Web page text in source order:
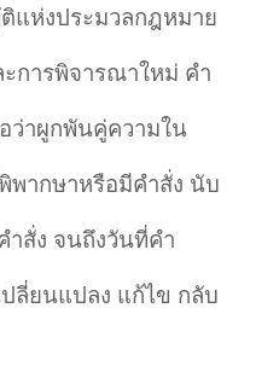
ห่งประมวลกฎหมาย
การพิจารณาใหม่ คำ
ว่าผูกพันคู่ความใน
ากษาหรือมีคำสั่ง นับ
สั่ง จนถึงวันที่คำ
ลี่ยนแปลง แก้ไข กลับ